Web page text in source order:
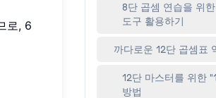
로, 6
8단 곱셈 연습을 위
도구 활용하기
까다로운 12단 곱셈표
12단 마스터를 위한
방법